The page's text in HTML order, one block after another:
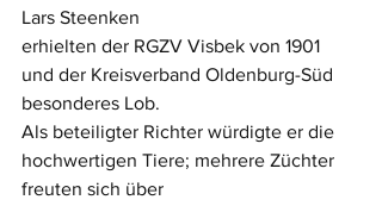
Lars Steenken
erhielten der RGZV Visbek von 1901
und der Kreisverband Oldenburg-Süd
besonderes Lob.
Als beteiligter Richter würdigte er die
hochwertigen Tiere; mehrere Züchter
freuten sich über